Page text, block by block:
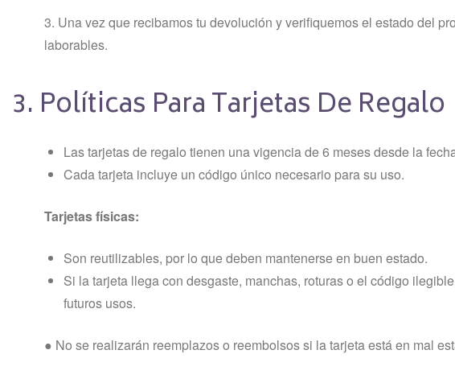
3. Una vez que recibamos tu devolución y verifiquemos el estado del
laborables.
3. Políticas Para Tarjetas De Regalo
Las tarjetas de regalo tienen una vigencia de 6 meses desde la
Cada tarjeta incluye un código único necesario para su uso.
Tarjetas físicas:
Son reutilizables, por lo que deben mantenerse en buen estado.
Si la tarjeta llega con desgaste, manchas, roturas o el código
futuros usos.
● No se realizarán reemplazos o reembolsos si la tarjeta está en mal